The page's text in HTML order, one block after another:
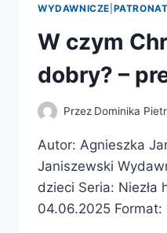
WYDAWNICZE PATRONAT
W czym
dobry? –
Przez Dominika
Autor: Agnieszka
Janiszewski
dzieci Seria: Niezła
04.06.2025